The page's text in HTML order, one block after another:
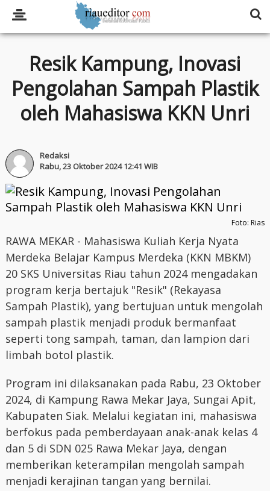
Resik Kampung, Inovasi
Pengolahan Sampah Plastik
oleh Mahasiswa KKN Unri
Redaksi
Rabu, 23 Oktober 2024 12:41 WIB
Foto: Rias
RAWA MEKAR - Mahasiswa Kuliah Kerja Nyata
Merdeka Belajar Kampus Merdeka (KKN MBKM)
20 SKS Universitas Riau tahun 2024 mengadakan
program kerja bertajuk "Resik" (Rekayasa
Sampah Plastik), yang bertujuan untuk mengolah
sampah plastik menjadi produk bermanfaat
seperti tong sampah, taman, dan lampion dari
limbah botol plastik.
Program ini dilaksanakan pada Rabu, 23 Oktober
2024, di Kampung Rawa Mekar Jaya, Sungai Apit,
Kabupaten Siak. Melalui kegiatan ini, mahasiswa
berfokus pada pemberdayaan anak-anak kelas 4
dan 5 di SDN 025 Rawa Mekar Jaya, dengan
memberikan keterampilan mengolah sampah
menjadi kerajinan tangan yang bernilai.